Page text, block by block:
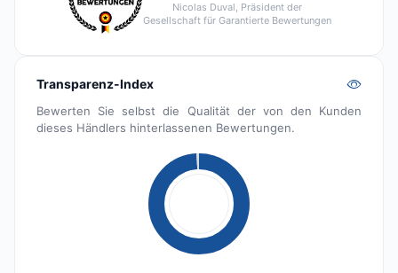
Nicolas Duval, Präsident der
Gesellschaft für Garantierte Bewertungen
Transparenz-Index
Bewerten Sie selbst die Qualität der von den Kunden
dieses Händlers hinterlassenen Bewertungen.